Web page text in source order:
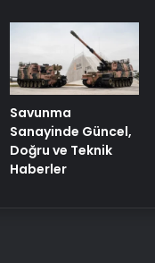
Savunma
Sanayinde Güncel,
Doğru ve Teknik
Haberler